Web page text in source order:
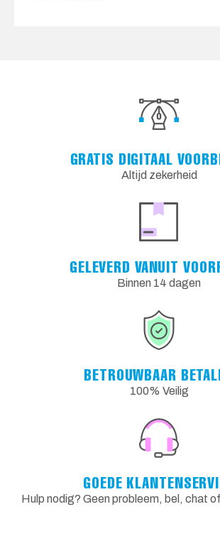
GRATIS DIGITAAL
Altijd zekerheid
GELEVERD VANUIT
Binnen 14 dagen
BETROUWBAAR
100% Veilig
GOEDE
Hulp nodig? Geen probleem, bel, chat